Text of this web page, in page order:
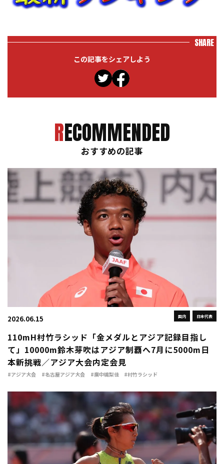
SHARE
この記事をシェアしよう
RECOMMENDED
おすすめの記事
国内 日本代表
2026.06.15
110mH村竹ラシッド「金メダルとアジア記録目指し
て」10000m鈴木芽吹はアジア制覇へ7月に5000m日
本新挑戦／アジア大会内定会見
#アジア大会 #名古屋アジア大会 #廣中璃梨佳 #村竹ラシッド